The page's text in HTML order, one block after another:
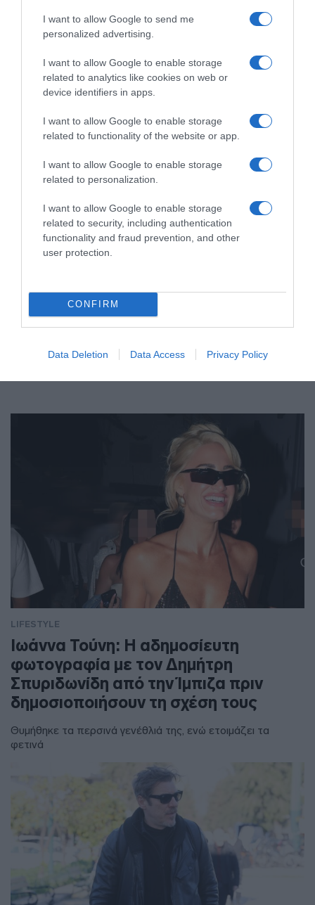
I want to allow Google to send me
personalized advertising.
I want to allow Google to enable storage
related to analytics like cookies on web or
device identifiers in apps.
I want to allow Google to enable storage
related to functionality of the website or app.
I want to allow Google to enable storage
related to personalization.
I want to allow Google to enable storage
related to security, including authentication
functionality and fraud prevention, and other
user protection.
CONFIRM
Data Deletion Data Access Privacy Policy
LIFESTYLE
LIFESTYLE
Ιωάννα Τούνη: Η αδημοσίευτη
φωτογραφία με τον Δημήτρη
Σπυριδωνίδη από την Ίμπιζα πριν
δημοσιοποιήσουν τη σχέση τους
Θυμήθηκε τα περσινά γενέθλιά της, ενώ ετοιμάζει τα
φετινά